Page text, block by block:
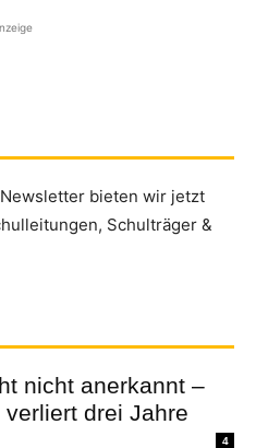
bieten wir jetzt
Schulträger &
nicht anerkannt –
drei Jahre
4